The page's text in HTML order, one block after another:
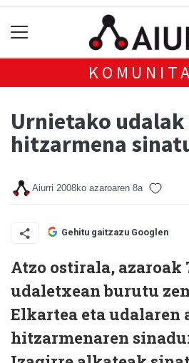
Urnietako udalak
hitzarmena
Aiurri 2008ko azaroaren 8a
Gehitu gaitzazu Googlen
Atzo ostirala, azaroak
udaletxean burutu
Elkartea eta udalaren
hitzarmenaren